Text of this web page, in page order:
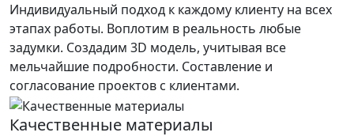
Индивидуальный подход к каждому клиенту на всех
этапах работы. Воплотим в реальность любые
задумки. Создадим 3D модель, учитывая все
мельчайшие подробности. Составление и
согласование проектов с клиентами.
Качественные материалы